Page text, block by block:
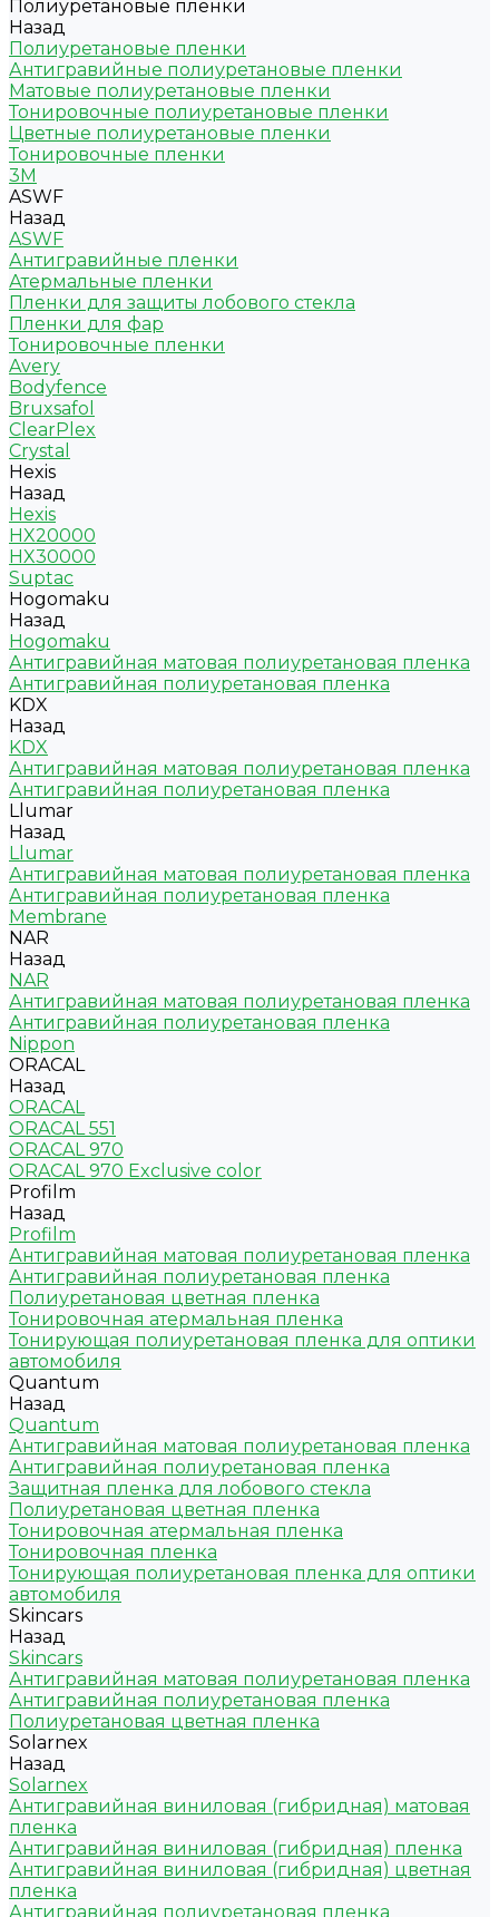
Полиуретановые пленки
Назад
Полиуретановые пленки
Антигравийные полиуретановые пленки
Матовые полиуретановые пленки
Тонировочные полиуретановые пленки
Цветные полиуретановые пленки
Тонировочные пленки
3M
ASWF
Назад
ASWF
Антигравийные пленки
Атермальные пленки
Пленки для защиты лобового стекла
Пленки для фар
Тонировочные пленки
Avery
Bodyfence
Bruxsafol
ClearPlex
Crystal
Hexis
Назад
Hexis
HX20000
HX30000
Suptac
Hogomaku
Назад
Hogomaku
Антигравийная матовая полиуретановая пленка
Антигравийная полиуретановая пленка
KDX
Назад
KDX
Антигравийная матовая полиуретановая пленка
Антигравийная полиуретановая пленка
Llumar
Назад
Llumar
Антигравийная матовая полиуретановая пленка
Антигравийная полиуретановая пленка
Membrane
NAR
Назад
NAR
Антигравийная матовая полиуретановая пленка
Антигравийная полиуретановая пленка
Nippon
ORACAL
Назад
ORACAL
ORACAL 551
ORACAL 970
ORACAL 970 Exclusive color
Profilm
Назад
Profilm
Антигравийная матовая полиуретановая пленка
Антигравийная полиуретановая пленка
Полиуретановая цветная пленка
Тонировочная атермальная пленка
Тонирующая полиуретановая пленка для оптики
автомобиля
Quantum
Назад
Quantum
Антигравийная матовая полиуретановая пленка
Антигравийная полиуретановая пленка
Защитная пленка для лобового стекла
Полиуретановая цветная пленка
Тонировочная атермальная пленка
Тонировочная пленка
Тонирующая полиуретановая пленка для оптики
автомобиля
Skincars
Назад
Skincars
Антигравийная матовая полиуретановая пленка
Антигравийная полиуретановая пленка
Полиуретановая цветная пленка
Solarnex
Назад
Solarnex
Антигравийная виниловая (гибридная) матовая
пленка
Антигравийная виниловая (гибридная) пленка
Антигравийная виниловая (гибридная) цветная
пленка
Антигравийная полиуретановая пленка